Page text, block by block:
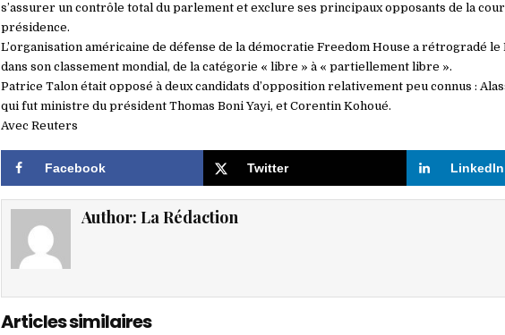
s’assurer un contrôle total du parlement et exclure ses principaux opposants de la
présidence.
L’organisation américaine de défense de la démocratie Freedom House a rétrogradé le
dans son classement mondial, de la catégorie « libre » à « partiellement libre ».
Patrice Talon était opposé à deux candidats d’opposition relativement peu connus :
qui fut ministre du président Thomas Boni Yayi, et Corentin Kohoué.
Avec Reuters
Facebook Twitter LinkedIn
Author: La Rédaction
Articles similaires